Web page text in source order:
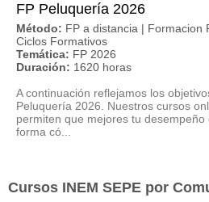
FP Peluquería 2026
Método: FP a distancia | Formacion
Ciclos Formativos
Temática: FP 2026
Duración: 1620 horas
A continuación reflejamos los
Peluquería 2026. Nuestros cursos
permiten que mejores tu
forma có...
Cursos INEM SEPE por